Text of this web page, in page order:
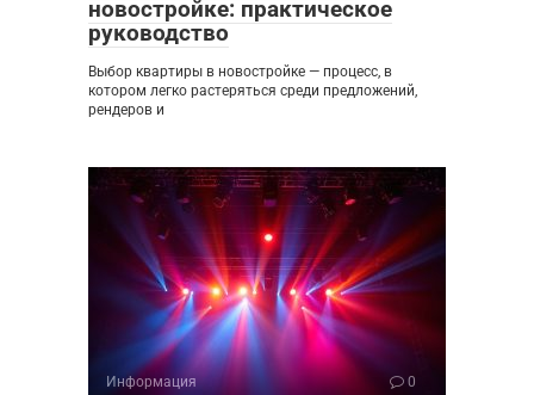
новостройке: практическое
руководство
Выбор квартиры в новостройке — процесс, в
котором легко растеряться среди предложений,
рендеров и
Информация 0